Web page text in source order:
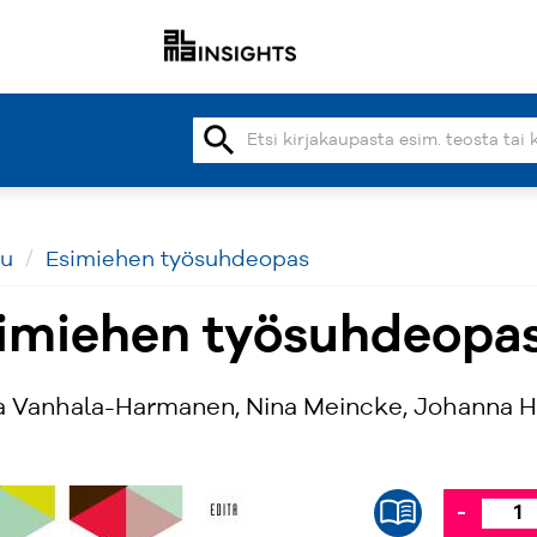
search
Esimiehen työsuhdeopas
Vanhala-Harmanen, Nina Meincke, Johanna
-